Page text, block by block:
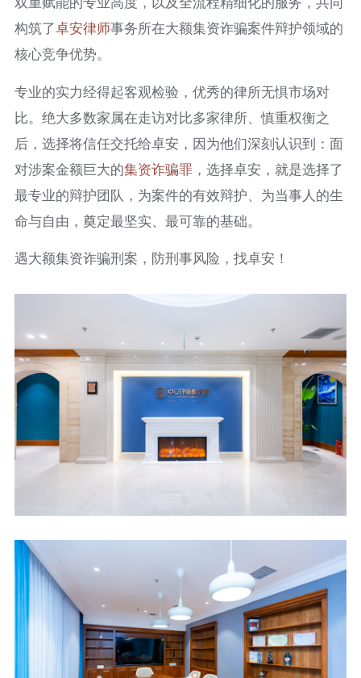
构筑了卓安律师事务所在大额集资诈骗案件辩护领域的
核心竞争优势。
专业的实力经得起客观检验，优秀的律所无惧市场对
比。绝大多数家属在走访对比多家律所、慎重权衡之
后，选择将信任交托给卓安，因为他们深刻认识到：面
对涉案金额巨大的集资诈骗罪，选择卓安，就是选择了
最专业的辩护团队，为案件的有效辩护、为当事人的生
命与自由，奠定最坚实、最可靠的基础。
遇大额集资诈骗刑案，防刑事风险，找卓安！